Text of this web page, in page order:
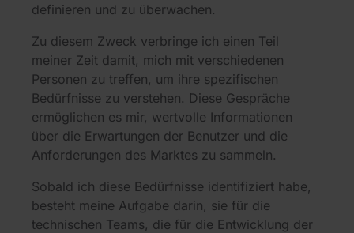
definieren und zu überwachen.
Zu diesem Zweck verbringe ich einen Teil
meiner Zeit damit, mich mit verschiedenen
Personen zu treffen, um ihre spezifischen
Bedürfnisse zu verstehen. Diese Gespräche
ermöglichen es mir, wertvolle Informationen
über die Erwartungen der Benutzer und die
Anforderungen des Marktes zu sammeln.
Sobald ich diese Bedürfnisse identifiziert habe,
besteht meine Aufgabe darin, sie für die
technischen Teams, die für die Entwicklung der